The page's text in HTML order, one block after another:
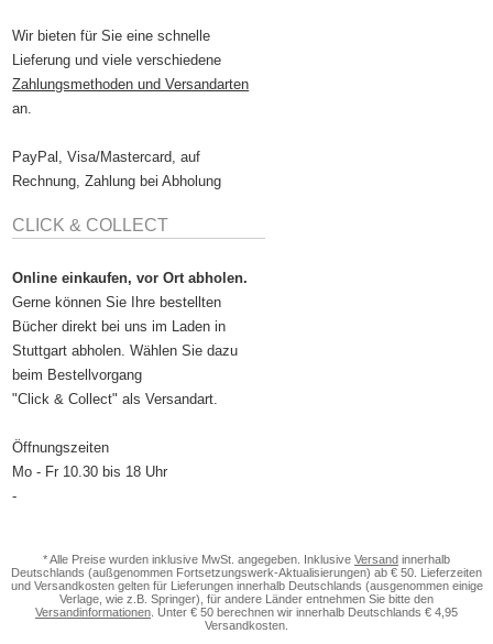
Wir bieten für Sie eine schnelle
Lieferung und viele verschiedene
Zahlungsmethoden und Versandarten
an.
PayPal, Visa/Mastercard, auf
Rechnung, Zahlung bei Abholung
CLICK & COLLECT
Online einkaufen, vor Ort abholen.
Gerne können Sie Ihre bestellten
Bücher direkt bei uns im Laden in
Stuttgart abholen. Wählen Sie dazu
beim Bestellvorgang
"Click & Collect" als Versandart.
Öffnungszeiten
Mo - Fr 10.30 bis 18 Uhr
-
* Alle Preise wurden inklusive MwSt. angegeben. Inklusive Versand innerhalb
Deutschlands (außgenommen Fortsetzungswerk-Aktualisierungen) ab € 50. Lieferzeiten
und Versandkosten gelten für Lieferungen innerhalb Deutschlands (ausgenommen einige
Verlage, wie z.B. Springer), für andere Länder entnehmen Sie bitte den
Versandinformationen . Unter € 50 berechnen wir innerhalb Deutschlands € 4,95
Versandkosten.